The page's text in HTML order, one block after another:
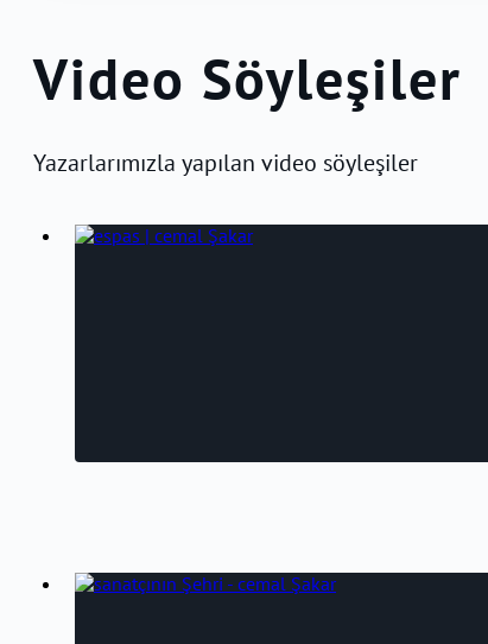
Video Söyleşiler
Yazarlarımızla yapılan video söyleşiler